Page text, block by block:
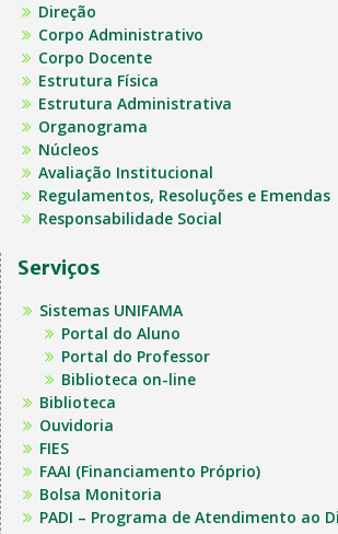
Direção
Corpo Administrativo
Corpo Docente
Estrutura Física
Estrutura Administrativa
Organograma
Núcleos
Avaliação Institucional
Regulamentos, Resoluções e Emendas
Responsabilidade Social
Serviços
Sistemas UNIFAMA
Portal do Aluno
Portal do Professor
Biblioteca on-line
Biblioteca
Ouvidoria
FIES
FAAI (Financiamento Próprio)
Bolsa Monitoria
PADI – Programa de Atendimento ao